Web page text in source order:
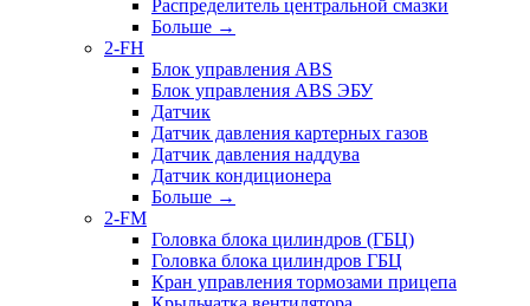
Распределитель центральной смазки
Больше →
2-FH
Блок управления ABS
Блок управления ABS ЭБУ
Датчик
Датчик давления картерных газов
Датчик давления наддува
Датчик кондиционера
Больше →
2-FM
Головка блока цилиндров (ГБЦ)
Головка блока цилиндров ГБЦ
Кран управления тормозами прицепа